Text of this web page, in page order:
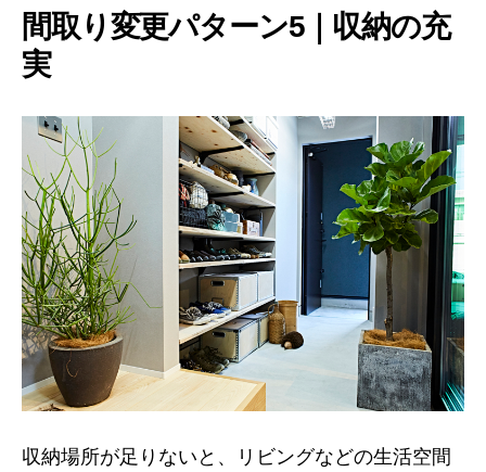
間取り変更パターン5｜収納の充
実
収納場所が足りないと、リビングなどの生活空間